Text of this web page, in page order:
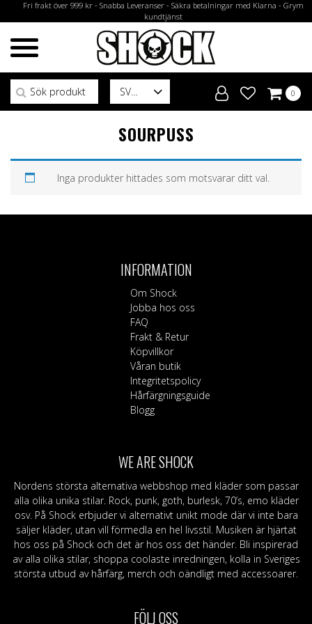
Fri frakt över 999 kr - Snabba Leveranser - Säkra betalningar med Klarna - Grym
kundtjänst
SV
Sök efter:
0
SOURPUSS
Inga produkter hittades som motsvarar ditt val.
INFORMATION
Om Shock
Jobba hos oss
FAQ
Frakt & Retur
Köpvillkor
Våran butik
Integritetspolicy
Hårfärgningsguide
Blogg
WE ARE SHOCK
Nordens största alternativa webbshop med kläder som passar
alla olika unika stilar. Rock, punk, goth, burlesk, 70’s, emo kläder
osv. På Shock erbjuder vi alternativt unikt mode där vi inte bara
säljer kläder, utan vill förmedla en hel livsstil. Musiken är hjärtat
hos oss på Shock och det är hos oss det händer. Bli inspirerad
av alla olika stilar, shoppa coolaste inredningen, kolla in Sveriges
största utbud av hårfärg, merch och oändligt med accessoarer.
FÖLJ OSS